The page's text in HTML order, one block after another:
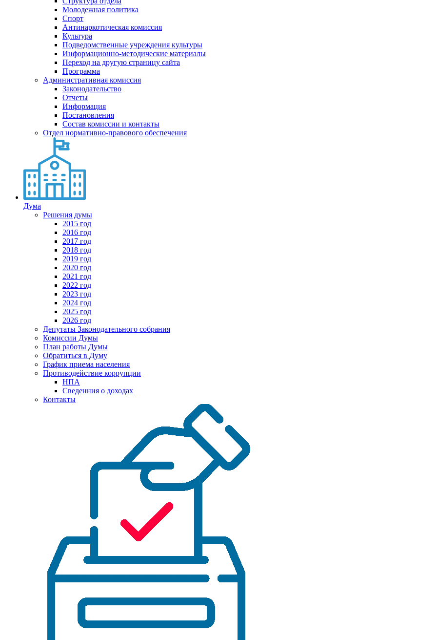
Молодежная политика
Спорт
Антинаркотическая комиссия
Культура
Подведомственные учреждения культуры
Информационно-методические материалы
Переход на другую страницу сайта
Программа
Административная комиссия
Законодательство
Отчеты
Информация
Постановления
Состав комиссии и контакты
Отдел нормативно-правового обеспечения
Дума
Решения думы
2015 год
2016 год
2017 год
2018 год
2019 год
2020 год
2021 год
2022 год
2023 год
2024 год
2025 год
2026 год
Депутаты Законодательного собрания
Комиссии Думы
План работы Думы
Обратиться в Думу
График приема населения
Противодействие коррупции
НПА
Сведенния о доходах
Контакты